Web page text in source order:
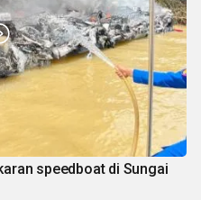
speedboat di Sungai